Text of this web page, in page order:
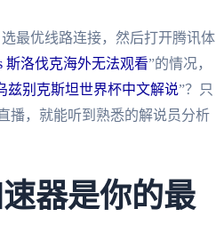
最优线路连接，然后打开腾讯体
斯洛伐克海外无法观看”的情况，
兹别克斯坦世界杯中文解说”？只
播，就能听到熟悉的解说员分析
器是你的最